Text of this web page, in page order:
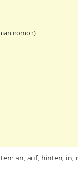
nomon)
an, auf, hinten, in,